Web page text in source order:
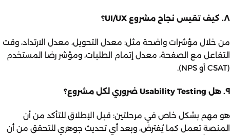
٨. كيف تقيس نجاح مشروع UI/UX؟
من خلال مؤشرات واضحة مثل: معدل التحويل، معدل الارتداد، وقت
التفاعل مع الصفحة، معدل إتمام الطلبات، ومؤشر رضا المستخدم
(CSAT أو NPS).
٩. هل Usability Testing ضروري لكل مشروع؟
هو مهم بشكل خاص في مرحلتين: قبل الإطلاق للتأكد من أن
المنصة تعمل كما يُفترض، وبعد أي تحديث جوهري للتحقق من أن